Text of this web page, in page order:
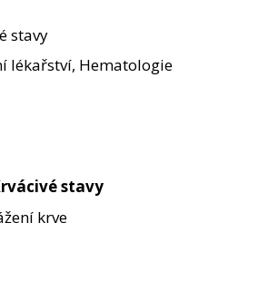
stavy
lékařství, Hematologie
stavy
krve